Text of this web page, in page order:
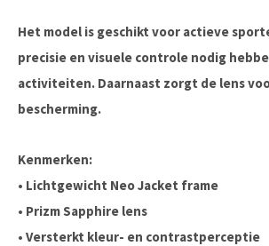
Het model is geschikt voor actieve
precisie en visuele controle nodig
activiteiten. Daarnaast zorgt de lens
bescherming.
Kenmerken:
• Lichtgewicht Neo Jacket frame
• Prizm Sapphire lens
• Versterkt kleur- en contrastperceptie